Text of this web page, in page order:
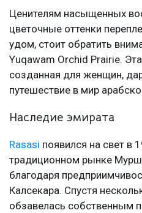
Ценителям насыщенных
цветочные оттенки
удом, стоит обратить
Yuqawam Orchid Prairie.
созданная для женщин,
путешествие в мир
Наследие эмирата
Rasasi появился на свет в
традиционном рынке
благодаря
Калсекара. Спустя
обзавелась собственным